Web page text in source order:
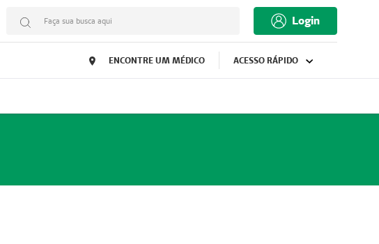
Faça sua busca aqui Login
ENCONTRE UM MÉDICO ACESSO RÁPIDO